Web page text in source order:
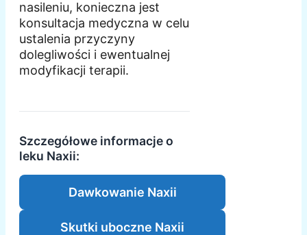
nasileniu, konieczna jest
konsultacja medyczna w celu
ustalenia przyczyny
dolegliwości i ewentualnej
modyfikacji terapii.
Szczegółowe informacje o
leku Naxii:
Dawkowanie Naxii
Skutki uboczne Naxii